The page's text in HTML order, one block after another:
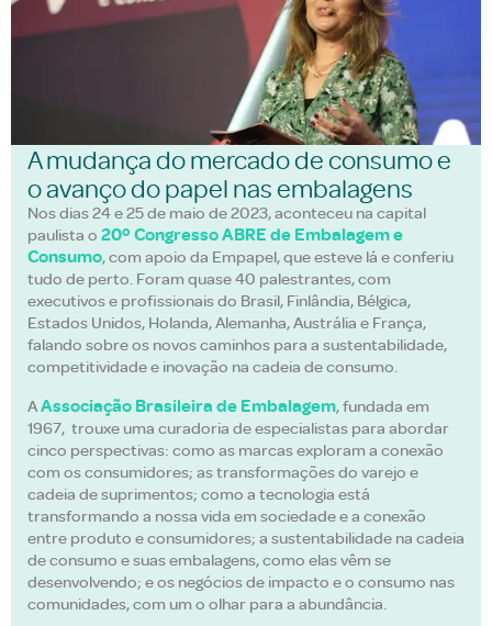
A mudança do mercado de consumo e
o avanço do papel nas embalagens
Nos dias 24 e 25 de maio de 2023, aconteceu na capital
paulista o 20º Congresso ABRE de Embalagem e
Consumo, com apoio da Empapel, que esteve lá e conferiu
tudo de perto. Foram quase 40 palestrantes, com
executivos e profissionais do Brasil, Finlândia, Bélgica,
Estados Unidos, Holanda, Alemanha, Austrália e França,
falando sobre os novos caminhos para a sustentabilidade,
competitividade e inovação na cadeia de consumo.
AAssociação Brasileira de Embalagem, fundada em
1967, trouxe uma curadoria de especialistas para abordar
cinco perspectivas: como as marcas exploram a conexão
com os consumidores; as transformações do varejo e
cadeia de suprimentos; como a tecnologia está
transformando a nossa vida em sociedade e a conexão
entre produto e consumidores; a sustentabilidade na cadeia
de consumo e suas embalagens, como elas vêm se
desenvolvendo; e os negócios de impacto e o consumo nas
comunidades, com um o olhar para a abundância.